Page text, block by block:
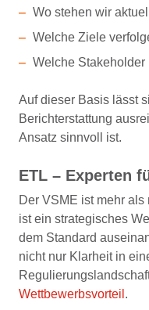
Wo stehen wir
Welche Ziele
Welche
Auf dieser Basis lässt
Berichterstattung
Ansatz sinnvoll ist.
ETL – Experten
Der VSME ist mehr
ist ein strategisches
dem Standard
nicht nur Klarheit in
Wettbewerbsvorteil .